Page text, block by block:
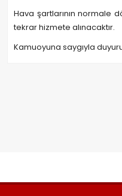
Hava şartlarının normale
tekrar hizmete alınacaktır.
Kamuoyuna saygıyla